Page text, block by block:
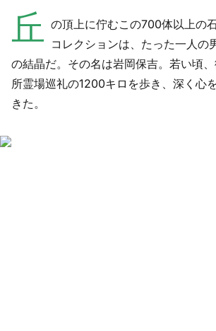
丘 の頂上に佇むこの700体以上の
コレクションは、たった一人の
の結晶だ。その名は岩岡保吉。若い頃
所霊場巡礼の1200キロを歩き、深く心
きた。